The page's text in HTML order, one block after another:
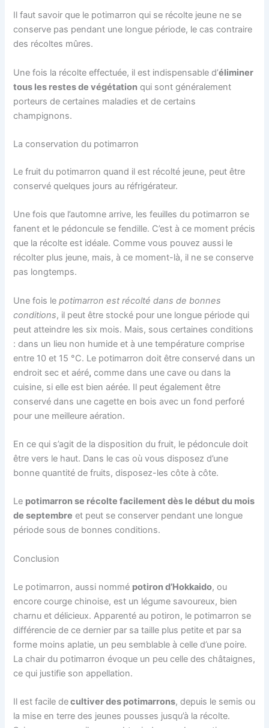
Il faut savoir que le potimarron qui se récolte jeune ne se
conserve pas pendant une longue période, le cas contraire
des récoltes mûres.
Une fois la récolte effectuée, il est indispensable d’éliminer
tous les restes de végétation qui sont généralement
porteurs de certaines maladies et de certains
champignons.
La conservation du potimarron
Le fruit du potimarron quand il est récolté jeune, peut être
conservé quelques jours au réfrigérateur.
Une fois que l’automne arrive, les feuilles du potimarron se
fanent et le pédoncule se fendille. C’est à ce moment précis
que la récolte est idéale. Comme vous pouvez aussi le
récolter plus jeune, mais, à ce moment-là, il ne se conserve
pas longtemps.
Une fois lepotimarron est récolté dans de bonnes
conditions, il peut être stocké pour une longue période qui
peut atteindre les six mois. Mais, sous certaines conditions
: dans un lieu non humide et à une température comprise
entre 10 et 15 °C. Le potimarron doit être conservé dans un
endroit sec et aéré, comme dans une cave ou dans la
cuisine, si elle est bien aérée. Il peut également être
conservé dans une cagette en bois avec un fond perforé
pour une meilleure aération.
En ce qui s’agit de la disposition du fruit, le pédoncule doit
être vers le haut. Dans le cas où vous disposez d’une
bonne quantité de fruits, disposez-les côte à côte.
Le potimarron se récolte facilement dès le début du mois
de septembre et peut se conserver pendant une longue
période sous de bonnes conditions.
Conclusion
Le potimarron, aussi nommé potiron d’Hokkaido, ou
encore courge chinoise, est un légume savoureux, bien
charnu et délicieux. Apparenté au potiron, le potimarron se
différencie de ce dernier par sa taille plus petite et par sa
forme moins aplatie, un peu semblable à celle d’une poire.
La chair du potimarron évoque un peu celle des châtaignes,
ce qui justifie son appellation.
Il est facile decultiver des potimarrons, depuis le semis ou
la mise en terre des jeunes pousses jusqu’à la récolte.